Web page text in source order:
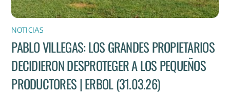
NOTICIAS
PABLO VILLEGAS: LOS GRANDES PROPIETARIOS
DECIDIERON DESPROTEGER A LOS PEQUEÑOS
PRODUCTORES | ERBOL (31.03.26)